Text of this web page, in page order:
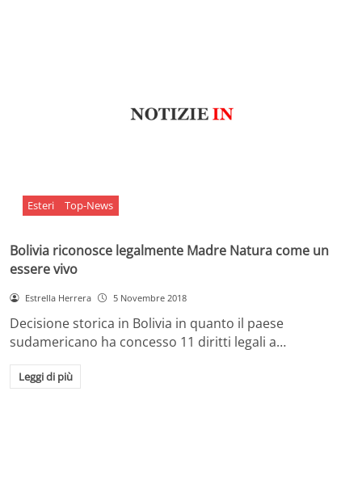
Esteri Top-News
Bolivia riconosce legalmente Madre Natura come un
essere vivo
Estrella Herrera 5 Novembre 2018
Decisione storica in Bolivia in quanto il paese
sudamericano ha concesso 11 diritti legali a…
Leggi di più